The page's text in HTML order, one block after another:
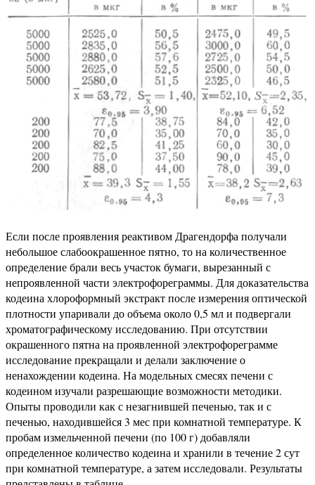
Если после проявления реактивом Драгендорфа получали
небольшое слабоокрашенное пятно, то на количественное
определение брали весь участок бумаги, вырезанный с
непроявленной части электрофореграммы. Для доказательства
кодеина хлороформный экстракт после измерения оптической
плотности упаривали до объема около 0,5 мл и подвергали
хроматографическому исследованию. При отсутствии
окрашенного пятна на проявленной электрофореграмме
исследование прекращали и делали заключение о
ненахождении кодеина. На модельных смесях печени с
кодеином изучали разрешающие возможности методики.
Опыты проводили как с незагнившей печенью, так и с
печенью, находившейся 3 мес при комнатной температуре. К
пробам измельченной печени (по 100 г) добавляли
определенное количество кодеина и хранили в течение 2 сут
при комнатной температуре, а затем исследовали. Результаты